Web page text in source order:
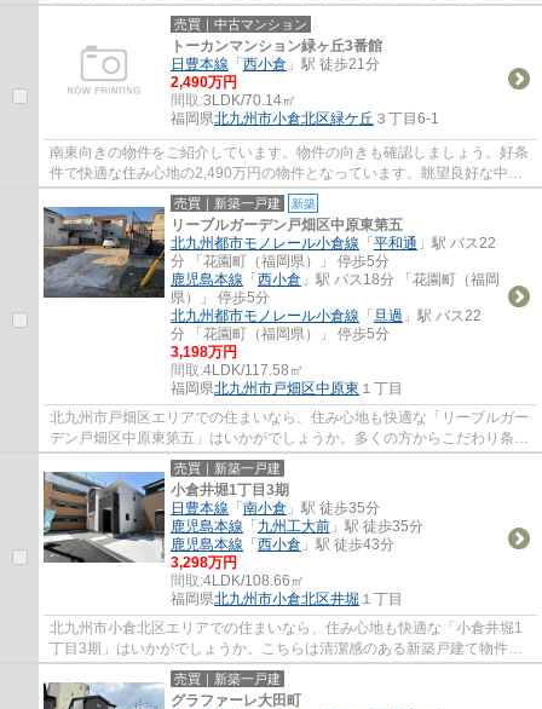
す。79.2㎡の専有面積でスペースの面でも問...
売買｜中古マンション
トーカンマンション緑ヶ丘3番館
日豊本線 「 西小倉 」駅 徒歩21分
2,490万円
間取:3LDK/70.14㎡
福岡県北九州市小倉北区緑ケ丘 ３丁目6-1
南東向きの物件をご紹介しています。物件の向きも確認しましょう。好条
件で快適な住み心地の2,490万円の物件となっています。眺望良好な中古
マンションで景色を楽しみませんか。快適収...
売買｜新築一戸建 新築
リーブルガーデン戸畑区中原東第五
北九州都市モノレール小倉線 「 平和通 」駅 バス22
分 「花園町（福岡県）」 停歩5分
鹿児島本線 「 西小倉 」駅 バス18分 「花園町（福岡
県）」 停歩5分
北九州都市モノレール小倉線 「 旦過 」駅 バス22
分 「花園町（福岡県）」 停歩5分
3,198万円
間取:4LDK/117.58㎡
福岡県北九州市戸畑区中原東 １丁目
北九州市戸畑区エリアでの住まいなら、住み心地も快適な「リーブルガー
デン戸畑区中原東第五」はいかがでしょうか。多くの方からこだわり条件
でいただく新築戸建ての物件です。建物面...
売買｜新築一戸建
小倉井堀1丁目3期
日豊本線 「 南小倉 」駅 徒歩35分
鹿児島本線 「 九州工大前 」駅 徒歩35分
鹿児島本線 「 西小倉 」駅 徒歩43分
3,298万円
間取:4LDK/108.66㎡
福岡県北九州市小倉北区井堀 １丁目
北九州市小倉北区エリアでの住まいなら、住み心地も快適な「小倉井堀1
丁目3期」はいかがでしょうか。こちらは清潔感のある新築戸建て物件で
す。3口コンロが付いているので、3つの料理...
売買｜新築一戸建
グラファーレ大田町